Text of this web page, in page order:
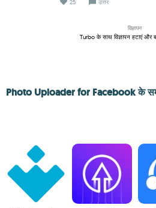
25 उत्तर
विज्ञापन
Turbo के साथ विज्ञापन हटाएं
Photo Uploader for Facebook के